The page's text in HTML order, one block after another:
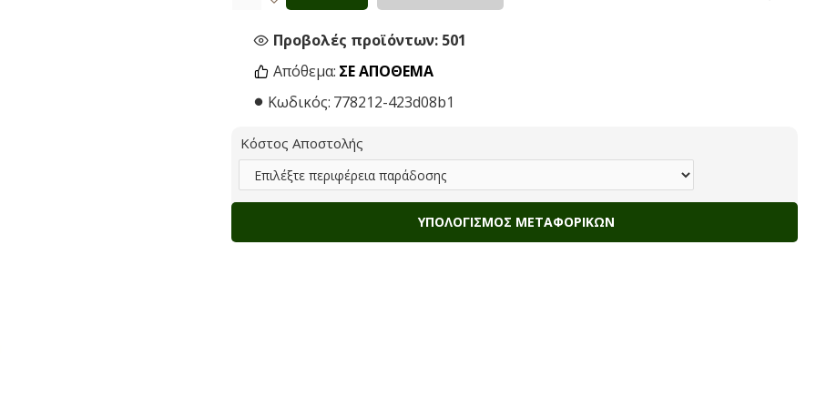
Απόθεμα: ΣΕ ΑΠΌΘΕΜΑ
Κωδικός: 778212-423d08b1
Προβολές προϊόντων: 501
Κόστος Αποστολής
ΥΠΟΛΟΓΙΣΜΌΣ ΜΕΤΑΦΟΡΙΚΏΝ